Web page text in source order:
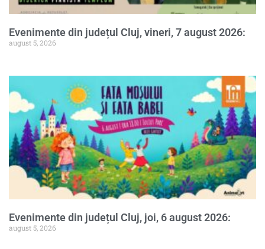
Evenimente din județul Cluj, vineri, 7 august 2026:
august 5, 2026
Evenimente din județul Cluj, joi, 6 august 2026:
august 5, 2026